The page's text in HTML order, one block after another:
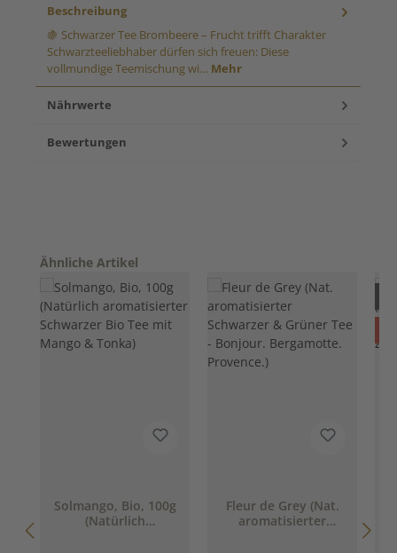
Beschreibung
🍇 Schwarzer Tee Brombeere – Frucht trifft Charakter
Schwarzteeliebhaber dürfen sich freuen: Diese
vollmundige Teemischung wi… Mehr
Nährwerte
Bewertungen
Produktgalerie überspringen
Ähnliche Artikel
Solmango, Bio, 100g
(Natürlich
Fleur de Grey (Nat.
aromatisierter